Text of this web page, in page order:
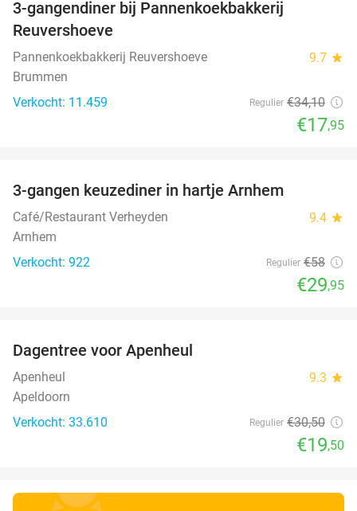
3-gangendiner bij Pannenkoekbakkerij
Reuvershoeve
Pannenkoekbakkerij Reuvershoeve 9.7 star
Brummen
Verkocht: 11.459
Regulier €34,10
€17,95
3-gangen keuzediner in hartje Arnhem
Café/Restaurant Verheyden 9.4 star
Arnhem
Verkocht: 922
Regulier €58
€29,95
Dagentree voor Apenheul
Apenheul 9.3 star
Apeldoorn
Verkocht: 33.610
Regulier €30,50
€19,50